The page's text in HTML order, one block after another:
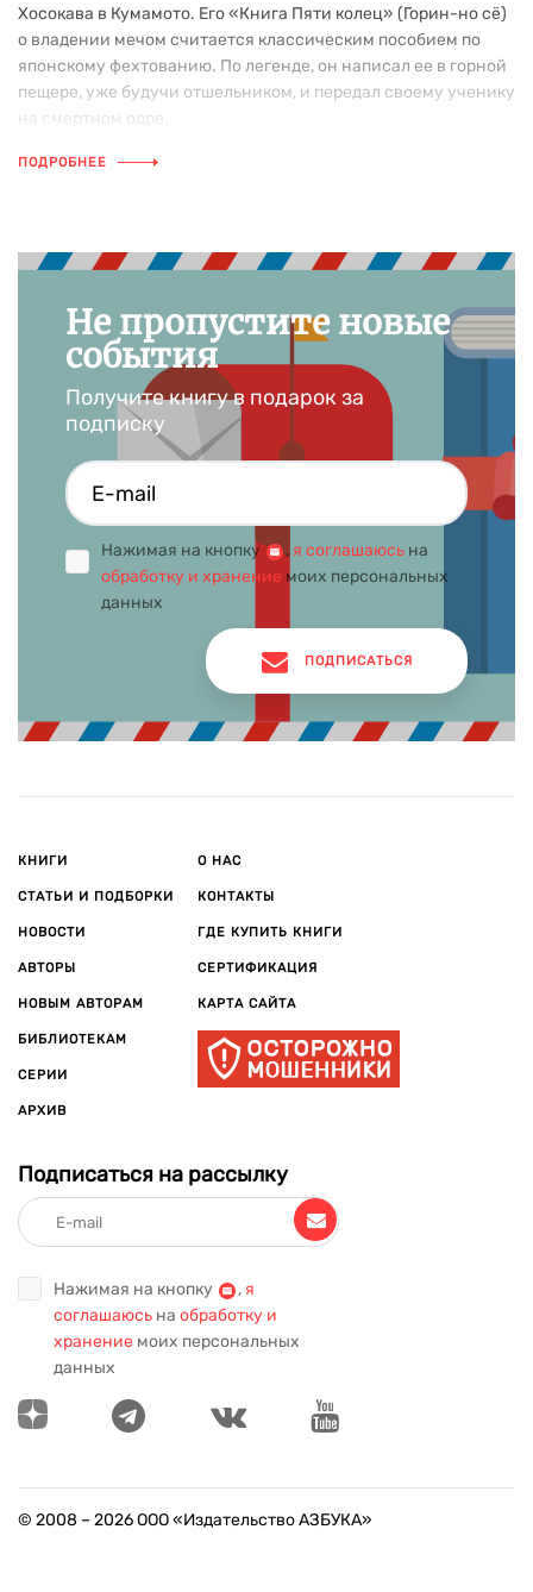
Хосокава в Кумамото. Его «Книга Пяти колец» (Горин-но сё)
о владении мечом считается классическим пособием по
японскому фехтованию. По легенде, он написал ее в горной
пещере, уже будучи отшельником, и передал своему ученику
на смертном одре.
ПОДРОБНЕЕ
Не пропустите новые
события
Получите книгу в подарок за
подписку
Нажимая на кнопку , я соглашаюсь на
обработку и хранение моих персональных
данных
ПОДПИСАТЬСЯ
КНИГИ
СТАТЬИ И ПОДБОРКИ
НОВОСТИ
АВТОРЫ
НОВЫМ АВТОРАМ
БИБЛИОТЕКАМ
СЕРИИ
АРХИВ
О НАС
КОНТАКТЫ
ГДЕ КУПИТЬ КНИГИ
СЕРТИФИКАЦИЯ
КАРТА САЙТА
Подписаться на рассылку
Нажимая на кнопку , я
соглашаюсь на обработку и
хранение моих персональных
данных
© 2008 – 2026ООО «Издательство АЗБУКА»